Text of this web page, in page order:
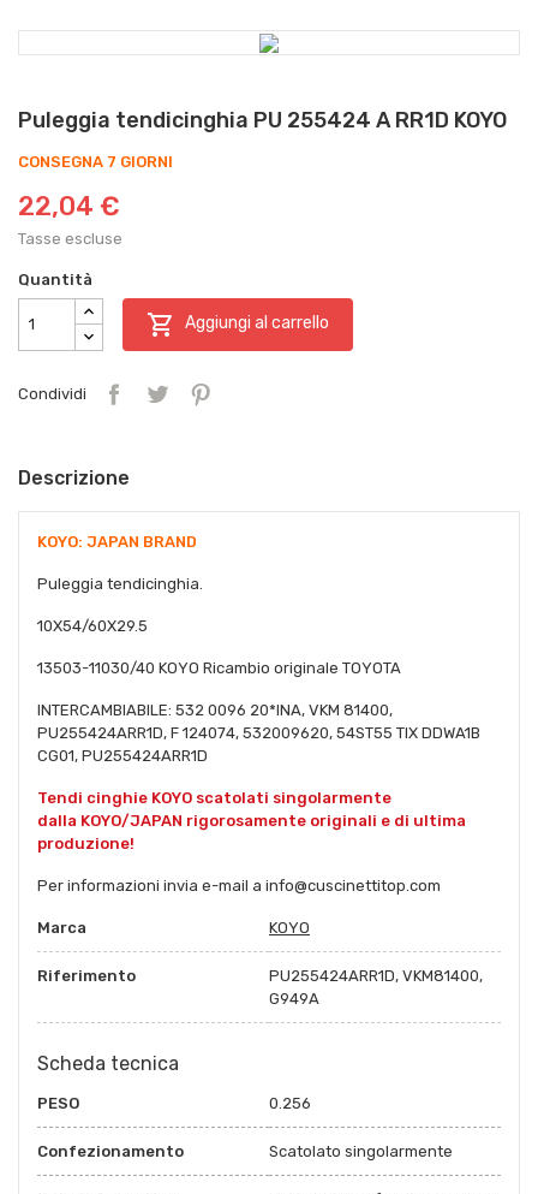
Puleggia tendicinghia PU 255424 A RR1D KOYO
CONSEGNA 7 GIORNI
22,04 €
Tasse escluse
Quantità
 Aggiungi al carrello
Condividi
Descrizione
KOYO: JAPAN BRAND
Puleggia tendicinghia.
10X54/60X29.5
13503-11030/40 KOYO Ricambio originale TOYOTA
INTERCAMBIABILE: 532 0096 20*INA, VKM 81400,
PU255424ARR1D, F 124074, 532009620, 54ST55 TIX DDWA1B
CG01, PU255424ARR1D
Tendi cinghie KOYO scatolati singolarmente
dalla KOYO/JAPAN rigorosamente originali e di ultima
produzione!
Per informazioni invia e-mail a info@cuscinettitop.com
Marca KOYO
Riferimento
PU255424ARR1D, VKM81400,
G949A
Scheda tecnica
PESO 0.256
Confezionamento Scatolato singolarmente